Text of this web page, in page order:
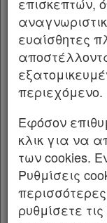
Καλαμάτας
σύμβασης με
πολυμερούς
αρμόδιων
Οικονομίας
και
ΤΟ
Έχοντας
ευαίσθητες
περιεχόμενο.
Εφόσον
κλικ για να
των cookies.
Ρυθμίσεις
ρυθμίσετε